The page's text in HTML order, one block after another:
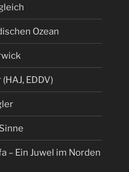
Ozean
EDDV)
– Ein Juwel im Norden